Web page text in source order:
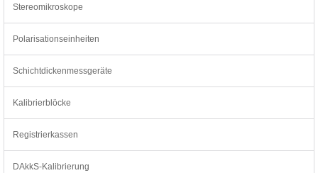
Stereomikroskope
Polarisationseinheiten
Schichtdickenmessgeräte
Kalibrierblöcke
Registrierkassen
DAkkS-Kalibrierung